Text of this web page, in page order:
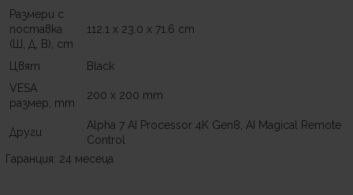
Размери с
поставка
(Ш, Д, В), cm
112.1 x 23.0 x 71.6 cm
Цвят
Black
VESA
размер, mm
200 x 200 mm
Други
Alpha 7 AI Processor 4K Gen8, AI Magical Remote
Control
Гаранция: 24 месеца